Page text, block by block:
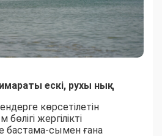
ескі, рухы нық
көрсетілетін
жергілікті
бастама-сымен ғана